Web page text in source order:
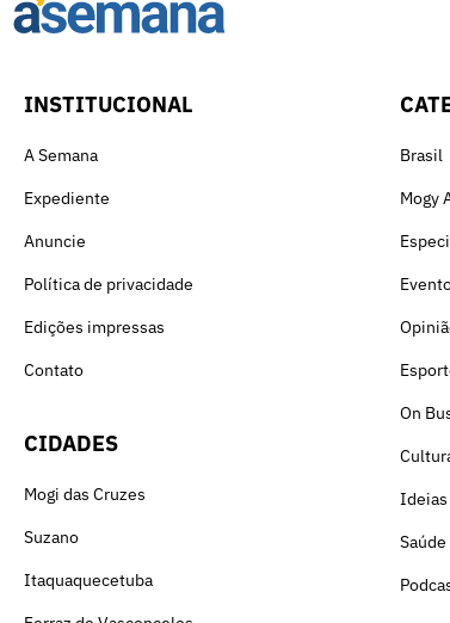
INSTITUCIONAL
A Semana
Expediente
Anuncie
Política de privacidade
Edições impressas
Contato
CIDADES
Mogi das Cruzes
Suzano
Itaquaquecetuba
Brasil
Mogy
On
Ideias
Saúde